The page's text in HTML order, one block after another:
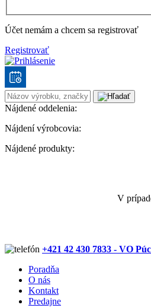
Účet nemám a chcem sa registrovať
Registrovať
Nájdené oddelenia:
Nájdení výrobcovia:
Nájdené produkty:
V
+421 42 430 7833 - VO
Poradňa
O nás
Kontakt
Predajne